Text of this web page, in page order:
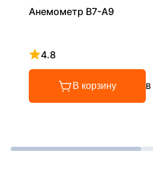
Анемометр В7-А9
4.8
Рейтинг 4.8 из 5
В корзину В